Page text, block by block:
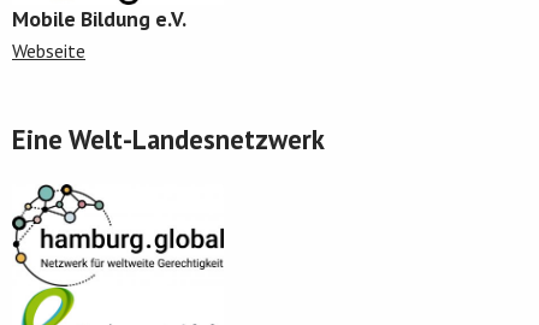
Mobile Bildung e.V.
Webseite
Eine Welt-Landesnetzwerk